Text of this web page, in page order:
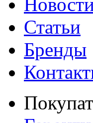
Статьи
Бренды